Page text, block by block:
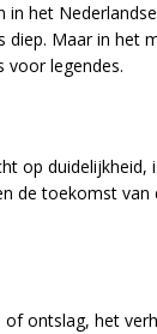
in het
diep. Maar in het
voor legendes.
op duidelijkheid,
de toekomst van
ontslag, het